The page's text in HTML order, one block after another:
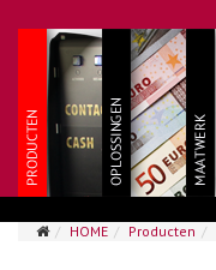
HOME Producten